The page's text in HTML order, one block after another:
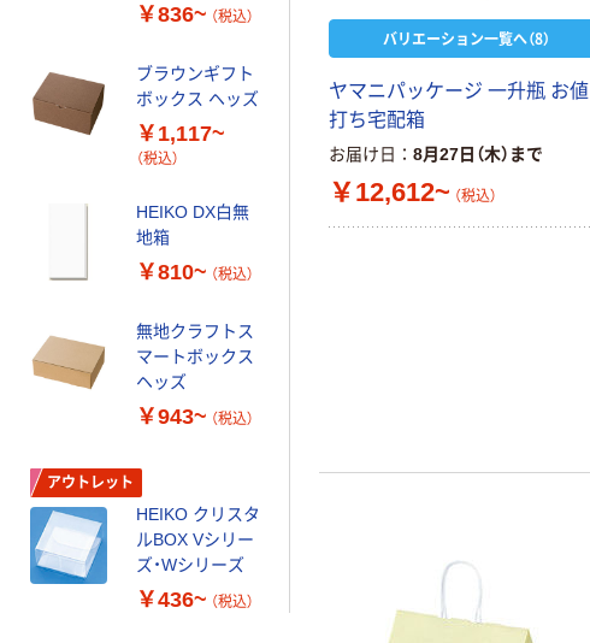
バリエーション一覧へ（8）
ヤマニパッケージ 一升瓶 お値
打ち宅配箱
お届け日 8月27日（木）まで
￥12,612~ （税込）
￥836~ （税込）
ブラウンギフト
ボックス ヘッズ
￥1,117~
（税込）
HEIKO DX白無
地箱
￥810~ （税込）
無地クラフトス
マートボックス
ヘッズ
￥943~ （税込）
アウトレット
HEIKO クリスタ
ルBOX Vシリー
ズ・Wシリーズ
￥436~ （税込）